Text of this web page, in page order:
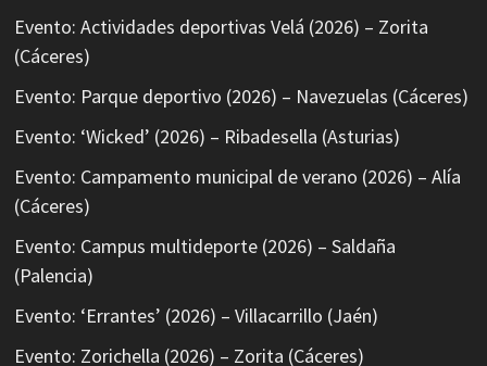
Evento: Actividades deportivas Velá (2026) – Zorita
(Cáceres)
Evento: Parque deportivo (2026) – Navezuelas (Cáceres)
Evento: ‘Wicked’ (2026) – Ribadesella (Asturias)
Evento: Campamento municipal de verano (2026) – Alía
(Cáceres)
Evento: Campus multideporte (2026) – Saldaña
(Palencia)
Evento: ‘Errantes’ (2026) – Villacarrillo (Jaén)
Evento: Zorichella (2026) – Zorita (Cáceres)